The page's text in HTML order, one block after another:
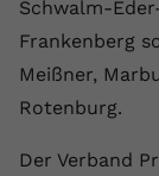
Schwalm-
Frankenberg
Meißner,
Rotenburg.
Der Verband
Laufzeit
Zweck
Name
Laufzeit
Externe
Wir